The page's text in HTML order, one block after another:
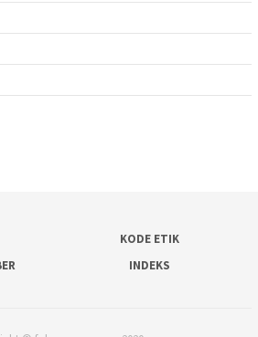
KODE ETIK
INDEKS